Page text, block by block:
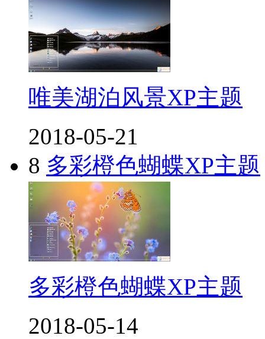
唯美湖泊风景XP主题
2018-05-21
8 多彩橙色蝴蝶XP主题
多彩橙色蝴蝶XP主题
2018-05-14